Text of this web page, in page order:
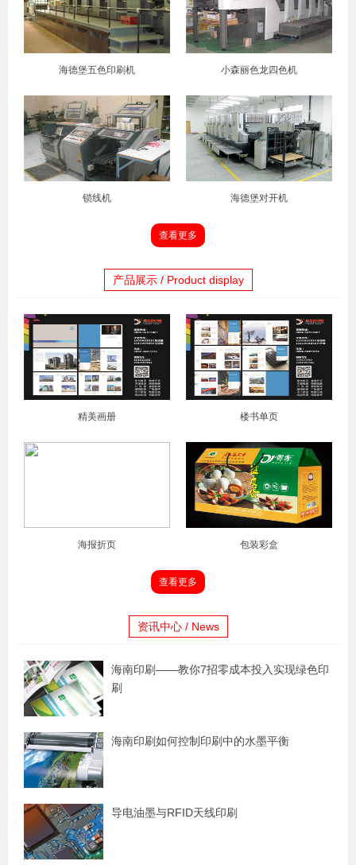
海德堡五色印刷机 小森丽色龙四色机
锁线机 海德堡对开机
查看更多
产品展示 / Product display
精美画册 楼书单页
海报折页 包装彩盒
查看更多
资讯中心 / News
海南印刷——教你7招零成本投入实现绿色印
刷
海南印刷如何控制印刷中的水墨平衡
导电油墨与RFID天线印刷